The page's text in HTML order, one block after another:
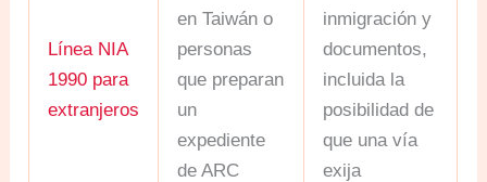
Línea NIA
1990 para
extranjeros
en Taiwán o
personas
que preparan
un
expediente
de ARC
inmigración y
documentos,
incluida la
posibilidad de
que una vía
exija